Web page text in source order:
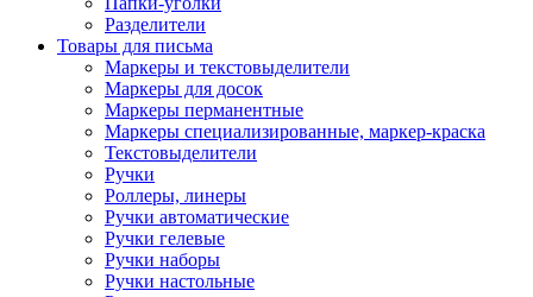
Разделители
Товары для письма
Маркеры и текстовыделители
Маркеры для досок
Маркеры перманентные
Маркеры специализированные, маркер-краска
Текстовыделители
Ручки
Роллеры, линеры
Ручки автоматические
Ручки гелевые
Ручки наборы
Ручки настольные